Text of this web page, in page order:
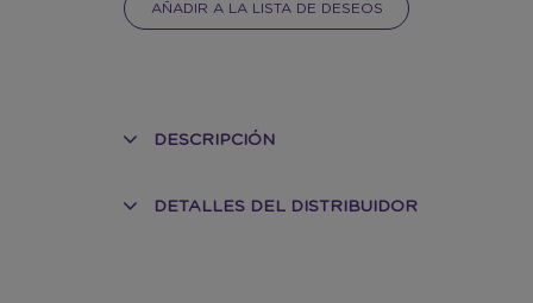
AÑADIR A LA LISTA DE DESEOS
DESCRIPCIÓN
DETALLES DEL DISTRIBUIDOR